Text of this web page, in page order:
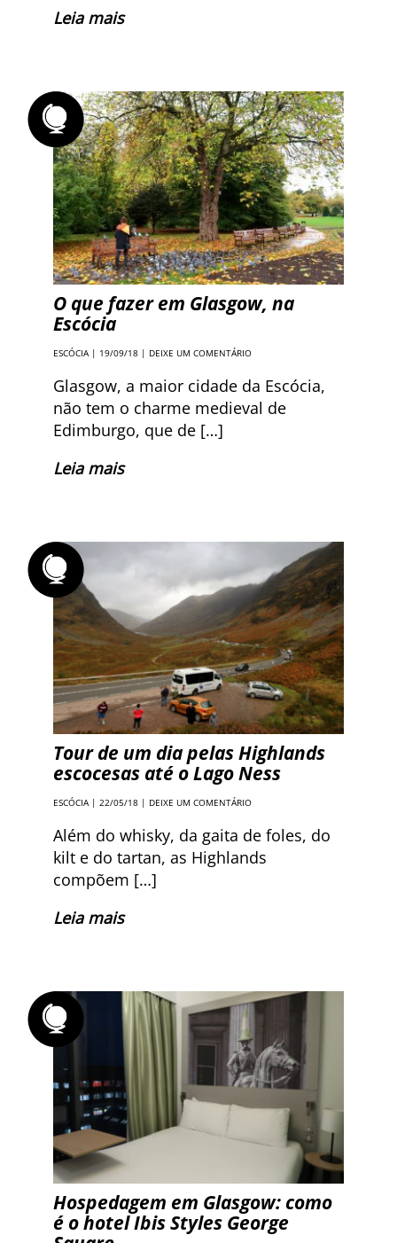
Leia mais
O que fazer em Glasgow, na
Escócia
ESCÓCIA | 19/09/18 | DEIXE UM COMENTÁRIO
Glasgow, a maior cidade da Escócia,
não tem o charme medieval de
Edimburgo, que de […]
Leia mais
Tour de um dia pelas Highlands
escocesas até o Lago Ness
ESCÓCIA| 22/05/18 | DEIXE UM COMENTÁRIO
Além do whisky, da gaita de foles, do
kilt e do tartan, as Highlands
compõem […]
Leia mais
Hospedagem em Glasgow: como
é o hotel Ibis Styles George